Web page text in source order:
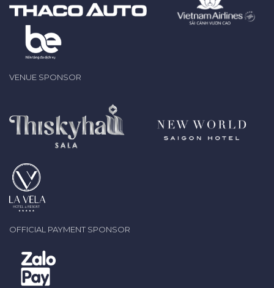
VENUE SPONSOR
OFFICIAL PAYMENT SPONSOR